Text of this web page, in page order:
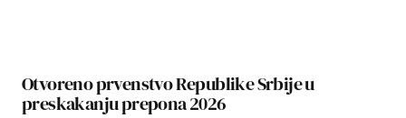
Otvoreno prvenstvo Republike Srbije u
preskakanju prepona 2026